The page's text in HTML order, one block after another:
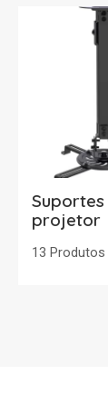
Suportes
projetor
13 Produtos